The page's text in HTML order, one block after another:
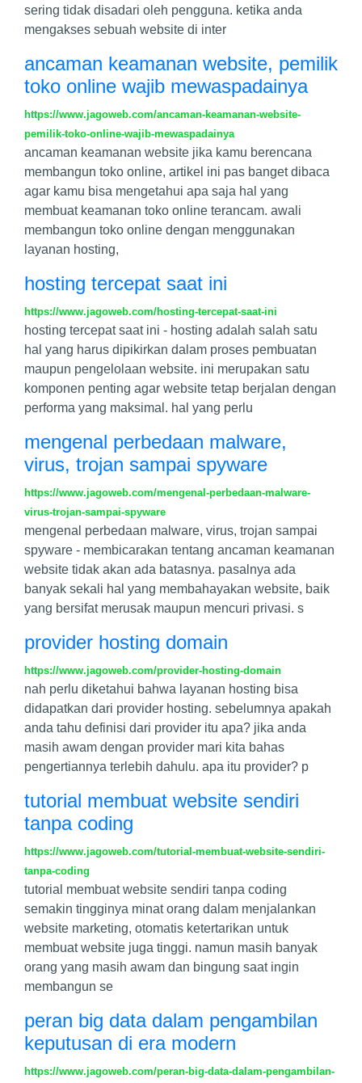
sering tidak disadari oleh pengguna. ketika anda
mengakses sebuah website di inter
ancaman keamanan website, pemilik
toko online wajib mewaspadainya
https://www.jagoweb.com/ancaman-keamanan-website-
pemilik-toko-online-wajib-mewaspadainya
ancaman keamanan website jika kamu berencana
membangun toko online, artikel ini pas banget dibaca
agar kamu bisa mengetahui apa saja hal yang
membuat keamanan toko online terancam. awali
membangun toko online dengan menggunakan
layanan hosting,
hosting tercepat saat ini
https://www.jagoweb.com/hosting-tercepat-saat-ini
hosting tercepat saat ini - hosting adalah salah satu
hal yang harus dipikirkan dalam proses pembuatan
maupun pengelolaan website. ini merupakan satu
komponen penting agar website tetap berjalan dengan
performa yang maksimal. hal yang perlu
mengenal perbedaan malware,
virus, trojan sampai spyware
https://www.jagoweb.com/mengenal-perbedaan-malware-
virus-trojan-sampai-spyware
mengenal perbedaan malware, virus, trojan sampai
spyware - membicarakan tentang ancaman keamanan
website tidak akan ada batasnya. pasalnya ada
banyak sekali hal yang membahayakan website, baik
yang bersifat merusak maupun mencuri privasi. s
provider hosting domain
https://www.jagoweb.com/provider-hosting-domain
nah perlu diketahui bahwa layanan hosting bisa
didapatkan dari provider hosting. sebelumnya apakah
anda tahu definisi dari provider itu apa? jika anda
masih awam dengan provider mari kita bahas
pengertiannya terlebih dahulu. apa itu provider? p
tutorial membuat website sendiri
tanpa coding
https://www.jagoweb.com/tutorial-membuat-website-sendiri-
tanpa-coding
tutorial membuat website sendiri tanpa coding
semakin tingginya minat orang dalam menjalankan
website marketing, otomatis ketertarikan untuk
membuat website juga tinggi. namun masih banyak
orang yang masih awam dan bingung saat ingin
membangun se
peran big data dalam pengambilan
keputusan di era modern
https://www.jagoweb.com/peran-big-data-dalam-pengambilan-